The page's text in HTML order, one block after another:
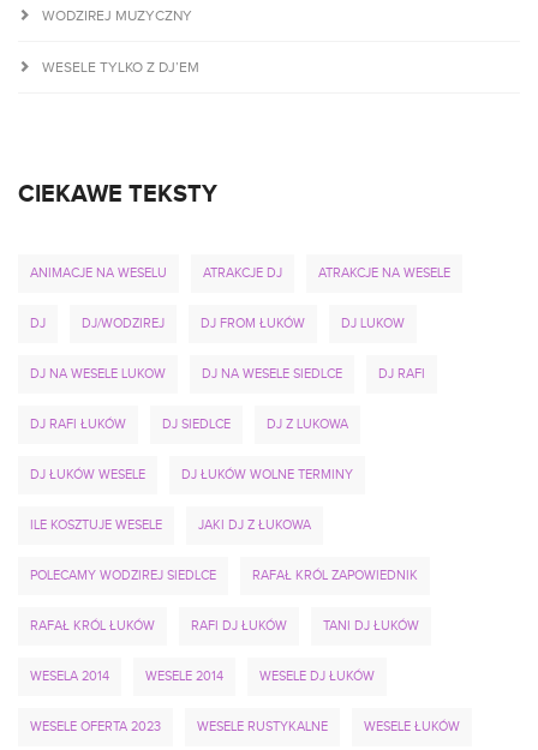
WODZIREJ MUZYCZNY
WESELE TYLKO Z DJ’EM
CIEKAWE TEKSTY
ANIMACJE NA WESELU ATRAKCJE DJ ATRAKCJE NA WESELE
DJ DJ/WODZIREJ DJ FROM ŁUKÓW DJ LUKOW
DJ NA WESELE LUKOW DJ NA WESELE SIEDLCE DJ RAFI
DJ RAFI ŁUKÓW DJ SIEDLCE DJ Z LUKOWA
DJ ŁUKÓW WESELE DJ ŁUKÓW WOLNE TERMINY
ILE KOSZTUJE WESELE JAKI DJ Z ŁUKOWA
POLECAMY WODZIREJ SIEDLCE RAFAŁ KRÓL ZAPOWIEDNIK
RAFAŁ KRÓL ŁUKÓW RAFI DJ ŁUKÓW TANI DJ ŁUKÓW
WESELA 2014 WESELE 2014 WESELE DJ ŁUKÓW
WESELE OFERTA 2023 WESELE RUSTYKALNE WESELE ŁUKÓW